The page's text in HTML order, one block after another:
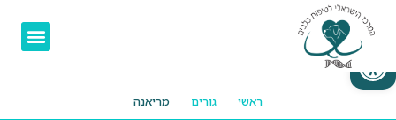
פתח סרגל נגישות
ראשי גורים מריאנה